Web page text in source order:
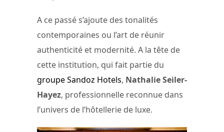
A ce passé s’ajoute des tonalités
contemporaines ou l’art de réunir
authenticité et modernité. A la tête de
cette institution, qui fait partie du
groupe Sandoz Hotels, Nathalie Seiler-
Hayez, professionnelle reconnue dans
l’univers de l’hôtellerie de luxe.